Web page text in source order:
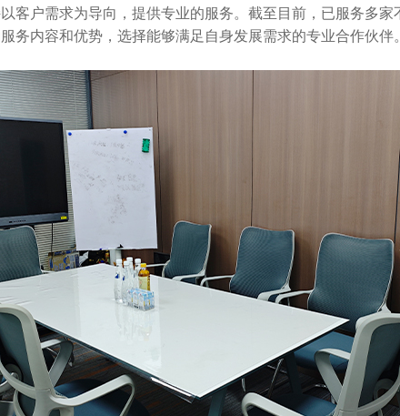
户需求为导向，提供专业的服务。截至目前，已服务多家
务内容和优势，选择能够满足自身发展需求的专业合作伙